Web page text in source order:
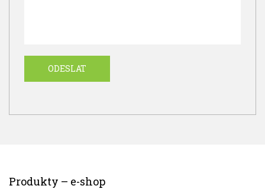
Produkty – e-shop